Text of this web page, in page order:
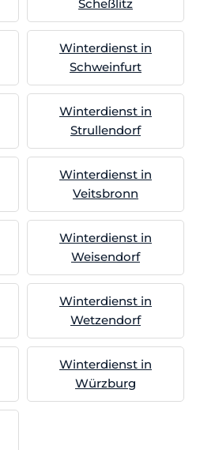
Scheßlitz
Winterdienst in
Schweinfurt
Winterdienst in
Strullendorf
Winterdienst in
Veitsbronn
Winterdienst in
Weisendorf
Winterdienst in
Wetzendorf
Winterdienst in
Würzburg